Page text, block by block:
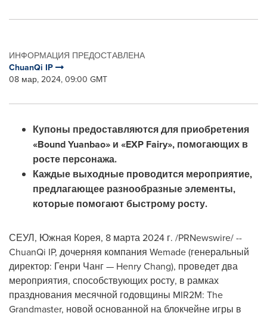
ИНФОРМАЦИЯ ПРЕДОСТАВЛЕНА
ChuanQi IP
08 мар, 2024, 09:00 GMT
Купоны предоставляются для приобретения
«Bound Yuanbao» и «EXP Fairy», помогающих в
росте персонажа.
Каждые выходные проводится мероприятие,
предлагающее разнообразные элементы,
которые помогают быстрому росту.
СЕУЛ, Южная Корея, 8 марта 2024 г. /PRNewswire/ --
ChuanQi IP, дочерняя компания Wemade (генеральный
директор: Генри Чанг — Henry Chang), проведет два
мероприятия, способствующих росту, в рамках
празднования месячной годовщины MIR2M: The
Grandmaster, новой основанной на блокчейне игры в